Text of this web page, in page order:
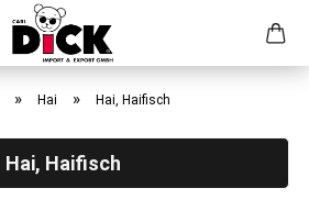
» Hai » Hai, Haifisch
Hai, Haifisch